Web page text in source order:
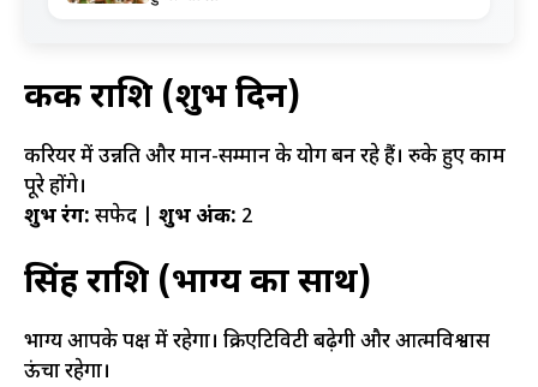
कर्क राशि (शुभ दिन)
करियर में उन्नति और मान-सम्मान के योग बन रहे हैं। रुके हुए काम
पूरे होंगे।
शुभ रंग: सफेद | शुभ अंक: 2
सिंह राशि (भाग्य का साथ)
भाग्य आपके पक्ष में रहेगा। क्रिएटिविटी बढ़ेगी और आत्मविश्वास
ऊंचा रहेगा।